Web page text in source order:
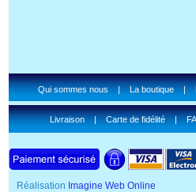
Qui sommes nous|La boutique|
Livraison|Carte de fidélité|
Réalisation Imagine Web Online